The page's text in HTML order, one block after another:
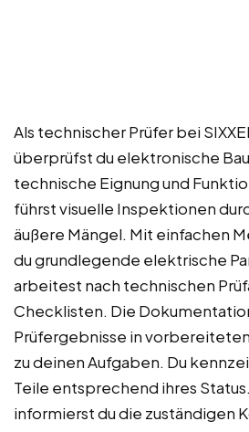
Als technischer Prüfer bei
überprüfst du elektronische
technische Eignung und
führst visuelle Inspektionen
äußere Mängel. Mit einfachen
du grundlegende elektrische
arbeitest nach technischen
Checklisten. Die
Prüfergebnisse in
zu deinen Aufgaben. Du
Teile entsprechend ihres
informierst du die zuständigen